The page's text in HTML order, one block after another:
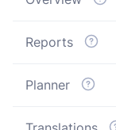
Reports
Planner